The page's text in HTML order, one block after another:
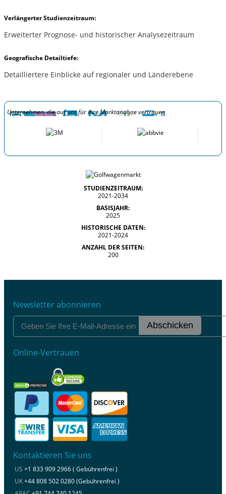
Verlängerter Studienzeitraum:
Erweiterter Prognose- und historischer Analysezeitraum
Geografische Detailtiefe:
Detailliertere Einblicke auf regionaler und Länderebene
Unternehmen, die auf uns für ihre Marktanalyse vertrauen
STUDIENZEITRAUM:
2021-2034
BASISJAHR:
2025
HISTORISCHE DATEN:
2021-2024
ANZAHL DER SEITEN:
200
Newsletter abonnieren
Abschicken
Online-Vertrauen
Kontaktieren Sie uns
US +1 833 909 2966 ( Gebührenfrei )
UK+44 808 502 0280 (Gebührenfrei )